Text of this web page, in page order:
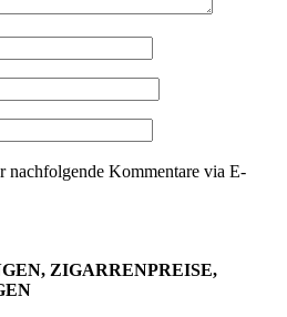
nachfolgende Kommentare via E-
ZIGARRENPREISE,